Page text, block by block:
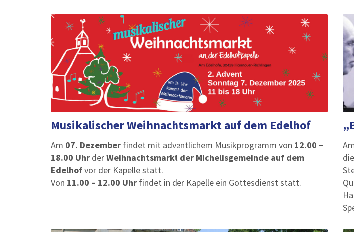
Musikalischer Weihnachtsmarkt auf dem Edelhof
Am 07. Dezember findet mit adventlichem Musikprogramm von 12.00 –
18.00 Uhr derWeihnachtsmarkt der Michelisgemeinde auf dem
Edelhofvor der Kapelle statt.
Von 11.00 – 12.00 Uhr findet in der Kapelle ein Gottesdienst statt.
Am